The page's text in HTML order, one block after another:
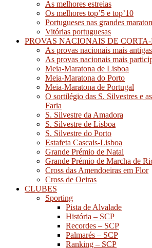
As melhores estreias
Os melhores top’5 e top’10
Portugueses nas grandes
Vitórias portuguesas
PROVAS NACIONAIS DE
As provas nacionais mais antigas
As provas nacionais mais
Meia-Maratona de Lisboa
Meia-Maratona do Porto
Meia-Maratona de Portugal
O sortilégio das S. Silvestres e
Faria
S. Silvestre da Amadora
S. Silvestre de Lisboa
S. Silvestre do Porto
Estafeta Cascais-Lisboa
Grande Prémio de Natal
Grande Prémio de Marcha de
Cross das Amendoeiras em Flor
Cross de Oeiras
CLUBES
Sporting
Pista de Alvalade
História – SCP
Recordes – SCP
Palmarés – SCP
Ranking – SCP